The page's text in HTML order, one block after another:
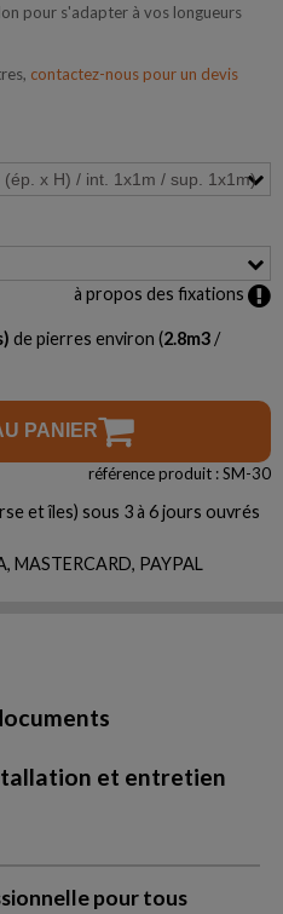
pour s'adapter à vos longueurs
contactez-nous pour un devis
à propos des fixations
de pierres environ (2.8m3 /
PANIER
référence produit : SM-30
et îles) sous 3 à 6 jours ouvrés
MASTERCARD, PAYPAL
et entretien
pour tous